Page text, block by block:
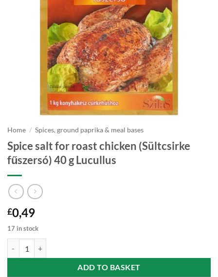
Home / Spices, ground paprika & meal bases
Spice salt for roast chicken (Sültcsirke
fűszersó) 40 g Lucullus
£0,49
17 in stock
ADD TO BASKET